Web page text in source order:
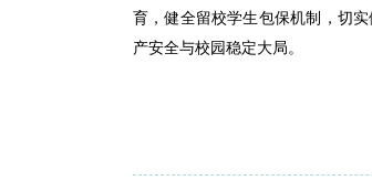
育，健全留校学生包保机制，切
产安全与校园稳定大局。